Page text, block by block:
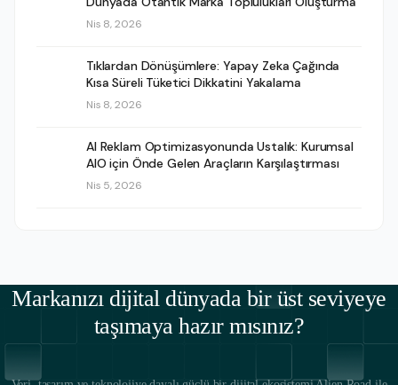
Nis 8, 2026
Tıklardan Dönüşümlere: Yapay Zeka Çağında
Kısa Süreli Tüketici Dikkatini Yakalama
Nis 8, 2026
AI Reklam Optimizasyonunda Ustalık: Kurumsal
AIO için Önde Gelen Araçların Karşılaştırması
Nis 5, 2026
Markanızı dijital dünyada bir üst seviyeye
taşımaya hazır mısınız?